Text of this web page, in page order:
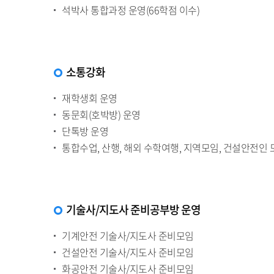
석박사 통합과정 운영(66학점 이수)
소통강화
재학생회 운영
동문회(호박방) 운영
단톡방 운영
통합수업, 산행, 해외 수학여행, 지역모임, 건설안전인
기술사/지도사 준비공부방 운영
기계안전 기술사/지도사 준비모임
건설안전 기술사/지도사 준비모임
화공안전 기술사/지도사 준비모임